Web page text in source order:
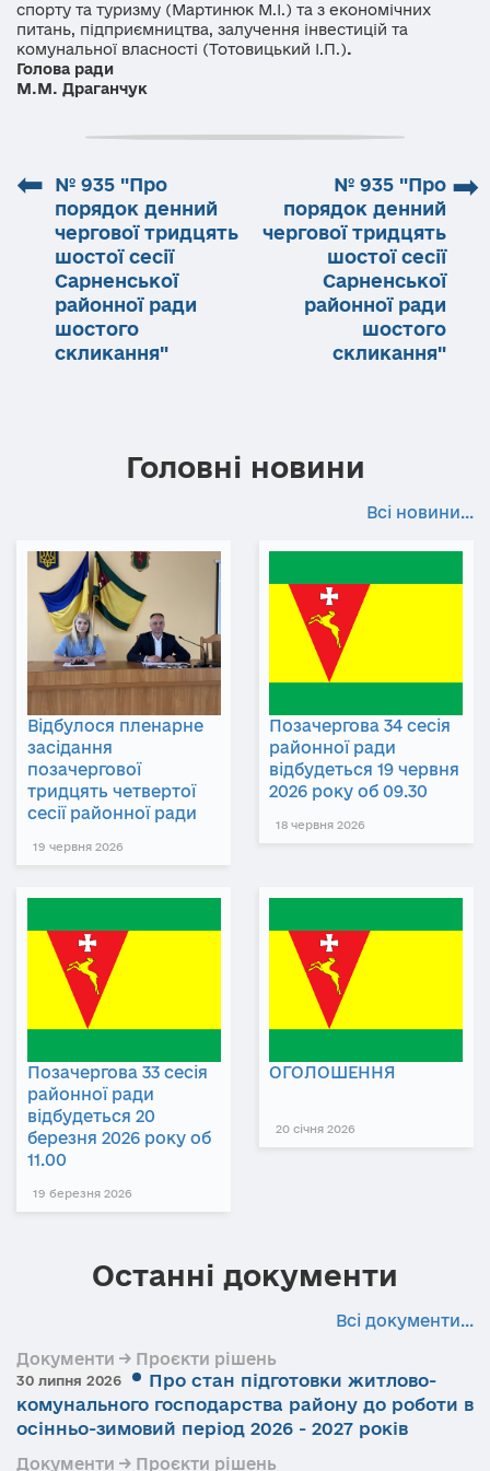
спорту та туризму (Мартинюк М.І.) та з економічних
питань, підприємництва, залучення інвестицій та
комунальної власності (Тотовицький І.П.).
Голова ради
М.М. Драганчук
⬅
№ 935 "Про
порядок денний
чергової тридцять
шостої сесії
Сарненської
районної ради
шостого
скликання"
➡
№ 935 "Про
порядок денний
чергової тридцять
шостої сесії
Сарненської
районної ради
шостого
скликання"
Головні новини
Всі новини...
Відбулося пленарне
засідання
позачергової
тридцять четвертої
сесії районної ради
19 червня 2026
Позачергова 34 сесія
районної ради
відбудеться 19 червня
2026 року об 09.30
18 червня 2026
Позачергова 33 сесія
районної ради
відбудеться 20
березня 2026 року об
11.00
19 березня 2026
ОГОЛОШЕННЯ
20 січня 2026
Останні документи
Всі документи...
Документи → Проєкти рішень
30 липня 2026
Про стан підготовки житлово-
комунального господарства району до роботи в
осінньо-зимовий період 2026 - 2027 років
Документи → Проєкти рішень